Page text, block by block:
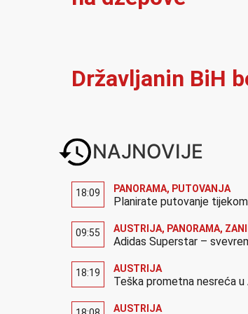
Državljanin BiH
NAJNOVIJE
18:09 PANORAMA, PUTOVANJA
Planirate putovanje
09:55 AUSTRIJA, PANORAMA,
Adidas Superstar –
18:19 AUSTRIJA
Teška prometna nesreća
AUSTRIJA